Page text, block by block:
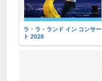
ラ・ラ・ランド イン コンサー
ト 2026